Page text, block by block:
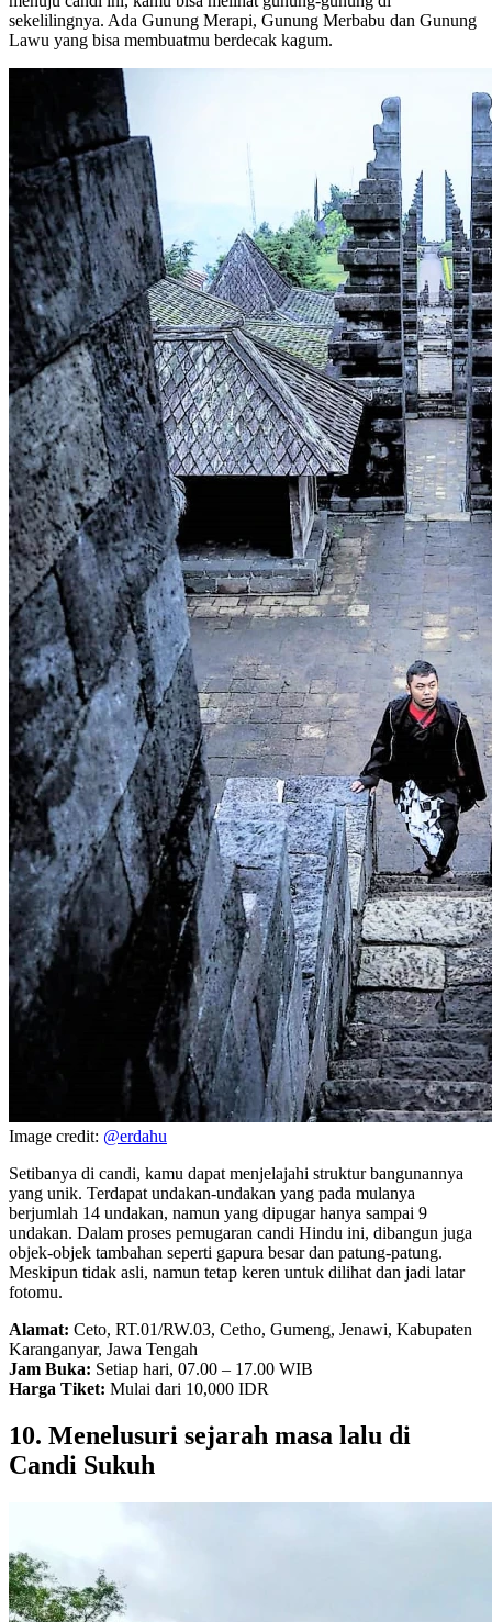
sekelilingnya. Ada Gunung Merapi, Gunung Merbabu dan Gunung
Lawu yang bisa membuatmu berdecak kagum.
Image credit: @erdahu
Setibanya di candi, kamu dapat menjelajahi struktur bangunannya
yang unik. Terdapat undakan-undakan yang pada mulanya
berjumlah 14 undakan, namun yang dipugar hanya sampai 9
undakan. Dalam proses pemugaran candi Hindu ini, dibangun juga
objek-objek tambahan seperti gapura besar dan patung-patung.
Meskipun tidak asli, namun tetap keren untuk dilihat dan jadi latar
fotomu.
Alamat: Ceto, RT.01/RW.03, Cetho, Gumeng, Jenawi, Kabupaten
Karanganyar, Jawa Tengah
Jam Buka: Setiap hari, 07.00 – 17.00 WIB
Harga Tiket: Mulai dari 10,000 IDR
10. Menelusuri sejarah masa lalu di
Candi Sukuh